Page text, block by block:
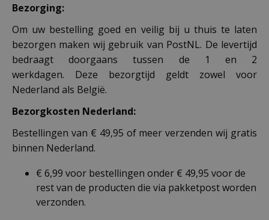
Bezorging:
Om uw bestelling goed en veilig bij u thuis te laten
bezorgen maken wij gebruik van PostNL. De levertijd
bedraagt doorgaans tussen de 1 en 2
werkdagen. Deze bezorgtijd geldt zowel voor
Nederland als België.
Bezorgkosten Nederland:
Bestellingen van € 49,95 of meer verzenden wij gratis
binnen Nederland.
€ 6,99 voor bestellingen onder € 49,95 voor de
rest van de producten die via pakketpost worden
verzonden.